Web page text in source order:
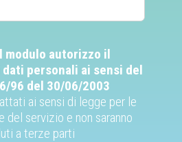
modulo autorizzo il
personali ai sensi del
96 del 30/06/2003
ai sensi di legge per le
del servizio e non saranno
a terze parti